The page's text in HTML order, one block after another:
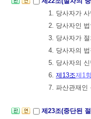
1. 당사자가
2. 당사자인
3. 당사자가
4. 당사자의
5. 당사자의
6. 제13조제1
7. 파산관재인
제23조(중단된